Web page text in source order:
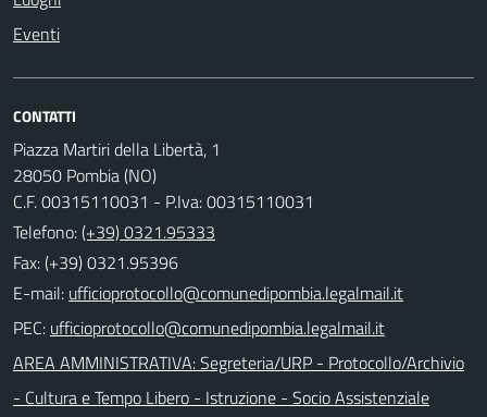
Eventi
CONTATTI
Piazza Martiri della Libertà, 1
28050 Pombia (NO)
C.F. 00315110031 - P.Iva: 00315110031
Telefono:(+39) 0321.95333
Fax: (+39) 0321.95396
E-mail:
PEC:
AREA AMMINISTRATIVA: Segreteria/URP - Protocollo/Archivio
- Cultura e Tempo Libero - Istruzione - Socio Assistenziale